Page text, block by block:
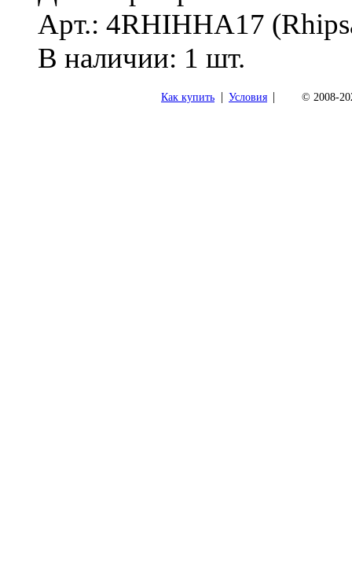
Арт.: 4RHIHHA17
В наличии: 1 шт.
Как купить | Условия | © 2008-